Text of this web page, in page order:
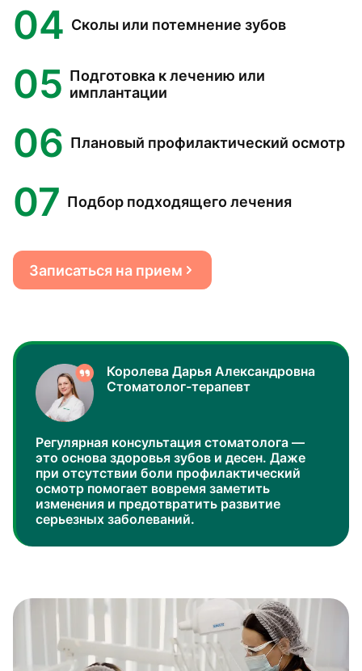
04 Сколы или потемнение зубов
05 Подготовка к лечению или
имплантации
06 Плановый профилактический осмотр
07 Подбор подходящего лечения
Записаться на прием
Королева Дарья Александровна
Стоматолог-терапевт
Регулярная консультация стоматолога —
это основа здоровья зубов и десен. Даже
при отсутствии боли профилактический
осмотр помогает вовремя заметить
изменения и предотвратить развитие
серьезных заболеваний.